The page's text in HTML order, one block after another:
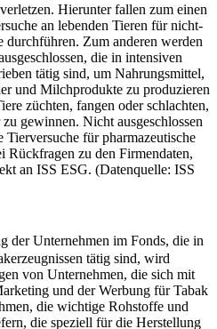
Hierunter fallen zum einen
an lebenden Tieren für nicht-
durchführen. Zum anderen werden
die in intensiven
tätig sind, um Nahrungsmittel,
und Milchprodukte zu produzieren
züchten, fangen oder schlachten,
gewinnen. Nicht ausgeschlossen
Tierversuche für pharmazeutische
Rückfragen zu den Firmendaten,
an ISS ESG. (Datenquelle: ISS
der Unternehmen im Fonds, die in
tätig sind, wird
von Unternehmen, die sich mit
und der Werbung für Tabak
die wichtige Rohstoffe und
die speziell für die Herstellung